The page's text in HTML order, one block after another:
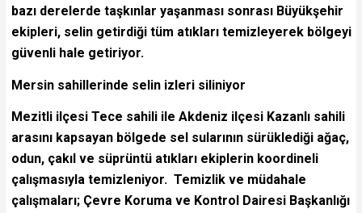
bazı derelerde taşkınlar yaşanması sonrası Büyükşehir
ekipleri, selin getirdiği tüm atıkları temizleyerek bölgeyi
güvenli hale getiriyor.
Mersin sahillerinde selin izleri siliniyor
Mezitli ilçesi Tece sahili ile Akdeniz ilçesi Kazanlı sahili
arasını kapsayan bölgede sel sularının sürüklediği ağaç,
odun, çakıl ve süprüntü atıkları ekiplerin koordineli
çalışmasıyla temizleniyor. Temizlik ve müdahale
çalışmaları; Çevre Koruma ve Kontrol Dairesi Başkanlığı